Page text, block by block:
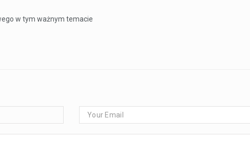
w tym ważnym temacie